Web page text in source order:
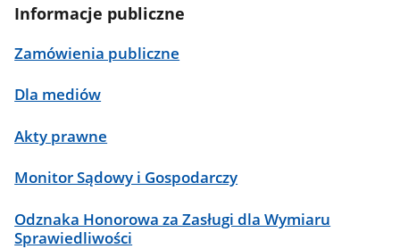
Informacje publiczne
Zamówienia publiczne
Dla mediów
Akty prawne
Monitor Sądowy i Gospodarczy
Odznaka Honorowa za Zasługi dla Wymiaru
Sprawiedliwości